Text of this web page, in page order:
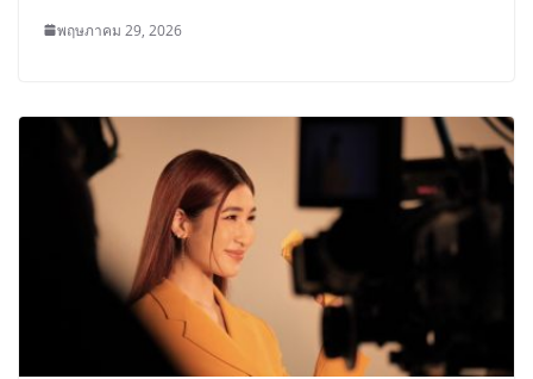
พฤษภาคม 29, 2026